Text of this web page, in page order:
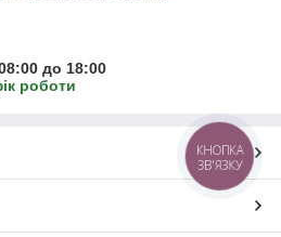
до 18:00
роботи
КНОПКА
ЗВ'ЯЗКУ